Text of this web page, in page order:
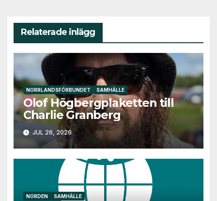
Relaterade inlägg
NORRLANDSFÖRBUNDET SAMHÄLLE
Olof Högbergplaketten till
Charlie Granberg
JUL 26, 2026
NORDEN SAMHÄLLE